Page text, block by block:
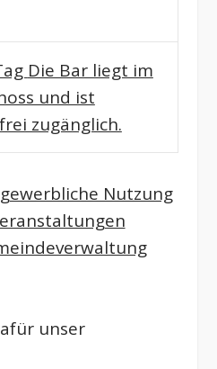
Die Bar liegt im
und ist
zugänglich.
Nutzung
unser